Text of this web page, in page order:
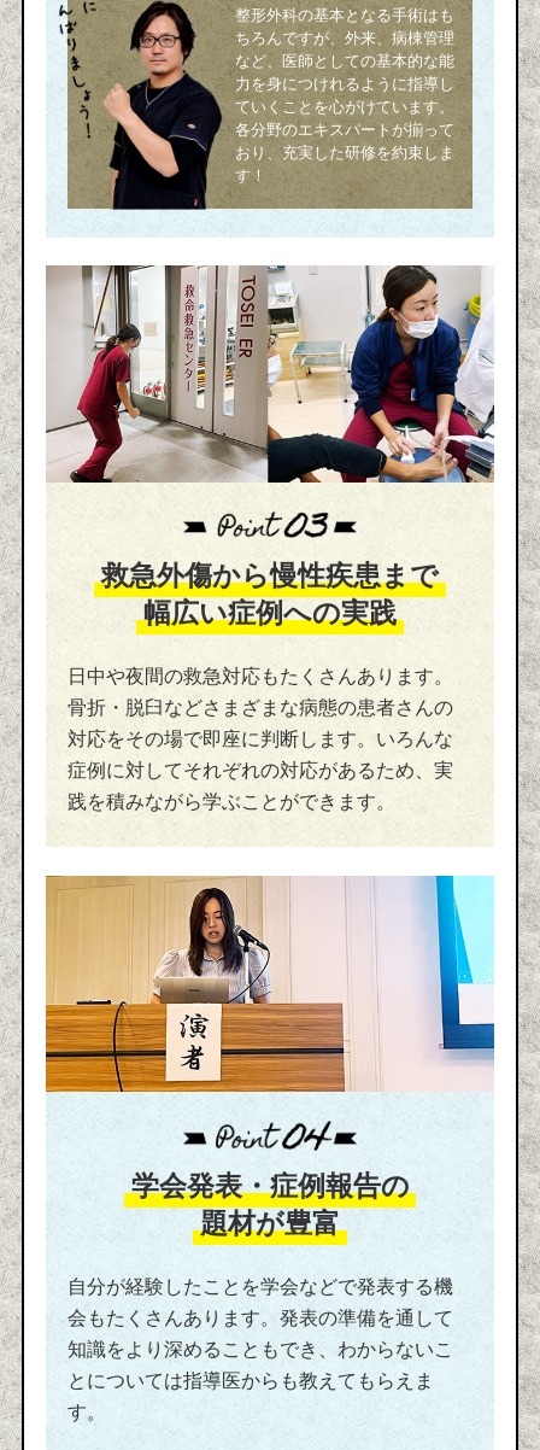
整形外科の基本となる手術はも
ちろんですが、外来、病棟管理
など、医師としての基本的な能
力を身につけれるように指導し
ていくことを心がけています。
各分野のエキスパートが揃って
おり、充実した研修を約束しま
す！
救急外傷から慢性疾患まで
幅広い症例への実践
日中や夜間の救急対応もたくさんあります。
骨折・脱臼などさまざまな病態の患者さんの
対応をその場で即座に判断します。いろんな
症例に対してそれぞれの対応があるため、実
践を積みながら学ぶことができます。
学会発表・症例報告の
題材が豊富
自分が経験したことを学会などで発表する機
会もたくさんあります。発表の準備を通して
知識をより深めることもでき、わからないこ
とについては指導医からも教えてもらえま
す。